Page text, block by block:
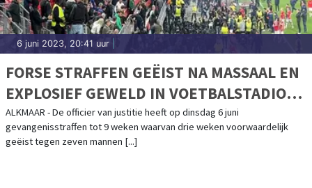
6 juni 2023, 20:41 uur
FORSE STRAFFEN GEËIST NA MASSAAL EN
EXPLOSIEF GEWELD IN VOETBALSTADION
ALKMAAR
ALKMAAR - De officier van justitie heeft op dinsdag 6 juni
gevangenisstraffen tot 9 weken waarvan drie weken voorwaardelijk
geëist tegen zeven mannen [...]